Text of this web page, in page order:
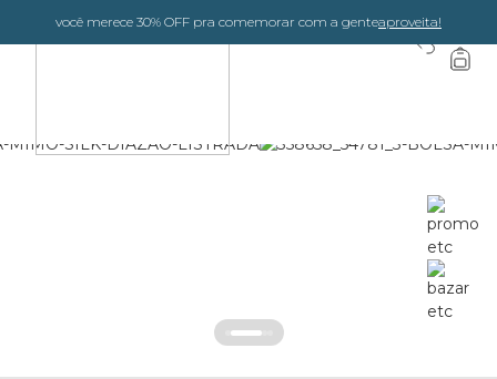
você merece 30% OFF pra comemorar com a genteaproveita!